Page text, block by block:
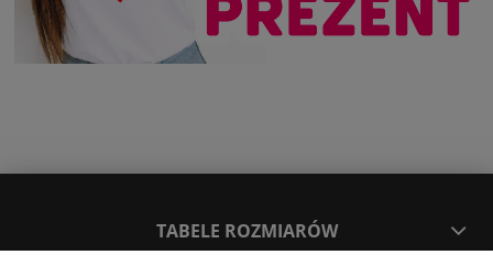
TABELE ROZMIARÓW